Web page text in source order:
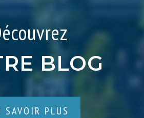
Découvrez
BLOG
SAVOIR PLUS